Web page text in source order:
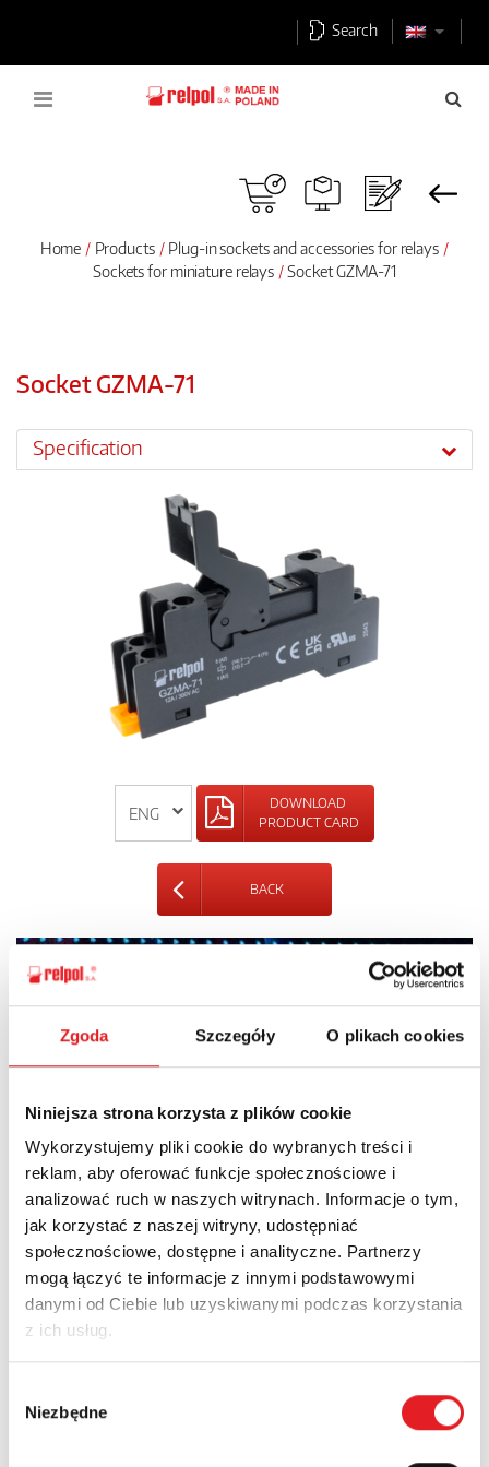
Zgoda Szczegóły O plikach cookies
Niniejsza strona korzysta z plików cookie
Wykorzystujemy pliki cookie do wybranych treści i
reklam, aby oferować funkcje społecznościowe i
analizować ruch w naszych witrynach. Informacje o tym,
jak korzystać z naszej witryny, udostępniać
społecznościowe, dostępne i analityczne. Partnerzy
mogą łączyć te informacje z innymi podstawowymi
danymi od Ciebie lub uzyskiwanymi podczas korzystania
z ich usług.
zgody
Niezbędne
Search
Home Products
Plug-in sockets and accessories for relays
Sockets for miniature relays
Socket GZMA-71
Socket GZMA-71
Specification
DOWNLOAD
PRODUCT CARD
BACK
Name: *
Email: *
Company:
Phone:
Country: